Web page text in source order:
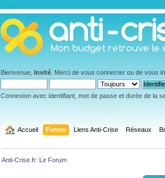
Bienvenue,Invité . Merci devous connecter ou devous
Connexion avec identifiant, mot de passe et durée de la
Accueil Forum Liens Anti-Crise Réseaux
Anti-Crise.fr: Le Forum